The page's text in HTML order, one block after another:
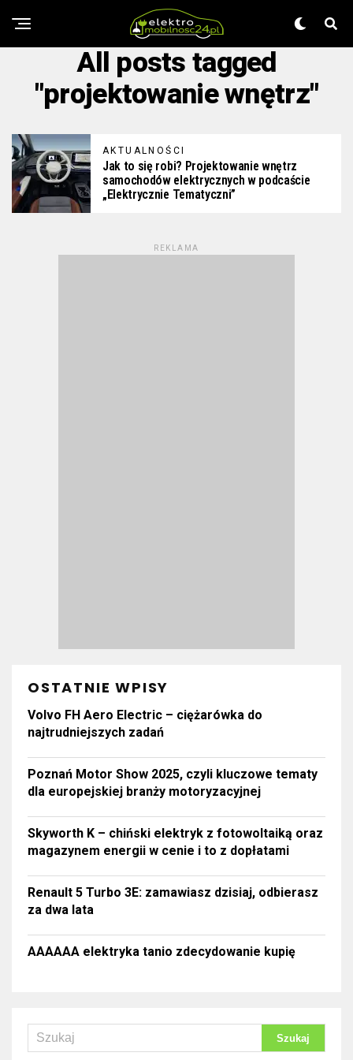
All posts tagged
"projektowanie wnętrz"
AKTUALNOŚCI
Jak to się robi? Projektowanie wnętrz
samochodów elektrycznych w podcaście
„Elektrycznie Tematyczni”
REKLAMA
OSTATNIE WPISY
Volvo FH Aero Electric – ciężarówka do
najtrudniejszych zadań
Poznań Motor Show 2025, czyli kluczowe tematy
dla europejskiej branży motoryzacyjnej
Skyworth K – chiński elektryk z fotowoltaiką oraz
magazynem energii w cenie i to z dopłatami
Renault 5 Turbo 3E: zamawiasz dzisiaj, odbierasz
za dwa lata
AAAAAA elektryka tanio zdecydowanie kupię